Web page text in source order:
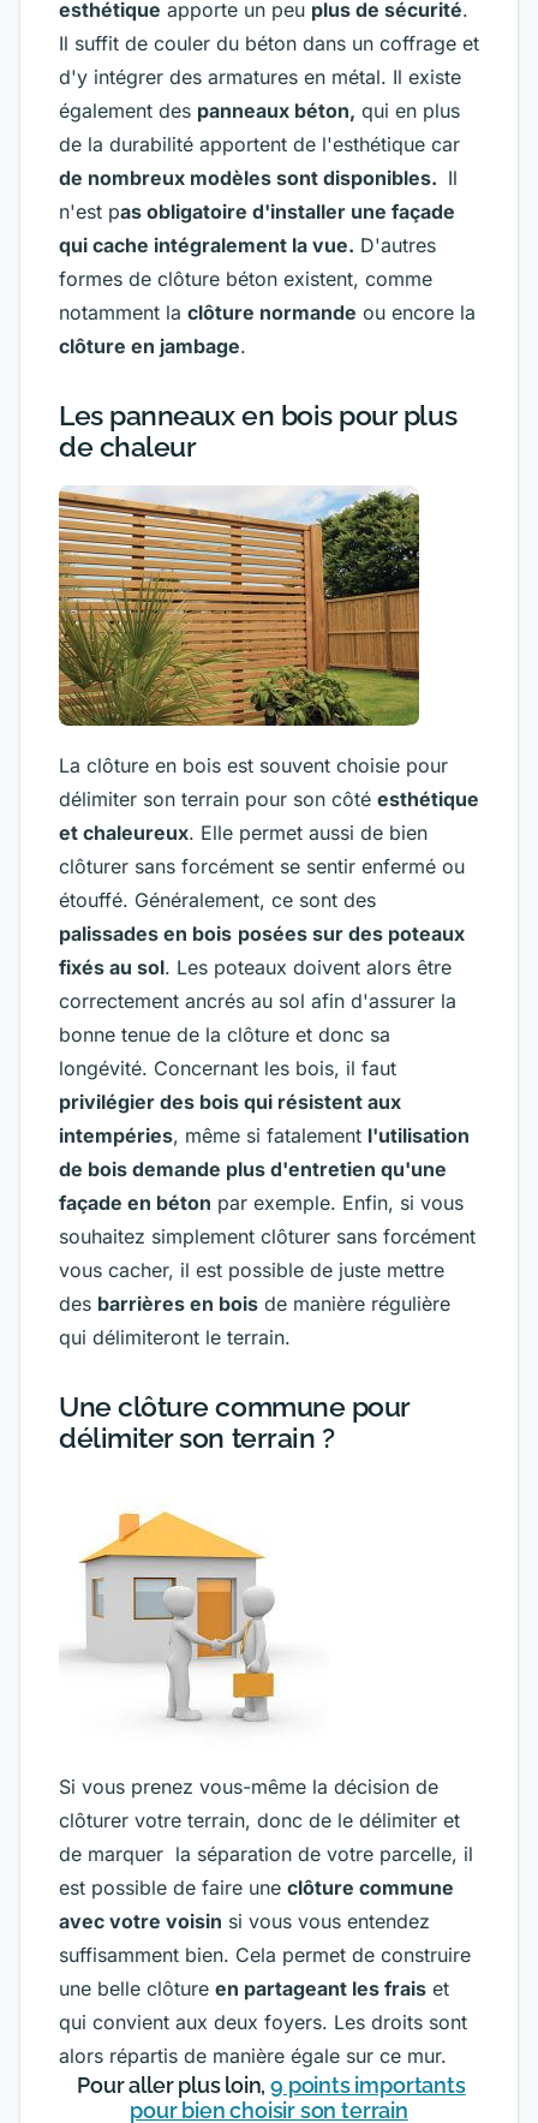
esthétique apporte un peu plus de sécurité.
Il suffit de couler du béton dans un coffrage et
d'y intégrer des armatures en métal. Il existe
également des panneaux béton, qui en plus
de la durabilité apportent de l'esthétique car
de nombreux modèles sont disponibles. Il
n'est pas obligatoire d'installer une façade
qui cache intégralement la vue. D'autres
formes de clôture béton existent, comme
notamment la clôture normande ou encore la
clôture en jambage.
Les panneaux en bois pour plus
de chaleur
La clôture en bois est souvent choisie pour
délimiter son terrain pour son côté esthétique
et chaleureux. Elle permet aussi de bien
clôturer sans forcément se sentir enfermé ou
étouffé. Généralement, ce sont des
palissades en bois posées sur des poteaux
fixés au sol. Les poteaux doivent alors être
correctement ancrés au sol afin d'assurer la
bonne tenue de la clôture et donc sa
longévité. Concernant les bois, il faut
privilégier des bois qui résistent aux
intempéries, même si fatalement l'utilisation
de bois demande plus d'entretien qu'une
façade en béton par exemple. Enfin, si vous
souhaitez simplement clôturer sans forcément
vous cacher, il est possible de juste mettre
des barrières en bois de manière régulière
qui délimiteront le terrain.
Une clôture commune pour
délimiter son terrain ?
Si vous prenez vous-même la décision de
clôturer votre terrain, donc de le délimiter et
de marquer la séparation de votre parcelle, il
est possible de faire une clôture commune
avec votre voisin si vous vous entendez
suffisamment bien. Cela permet de construire
une belle clôture en partageant les frais et
qui convient aux deux foyers. Les droits sont
alors répartis de manière égale sur ce mur.
Pour aller plus loin,9 points importants
pour bien choisir son terrain